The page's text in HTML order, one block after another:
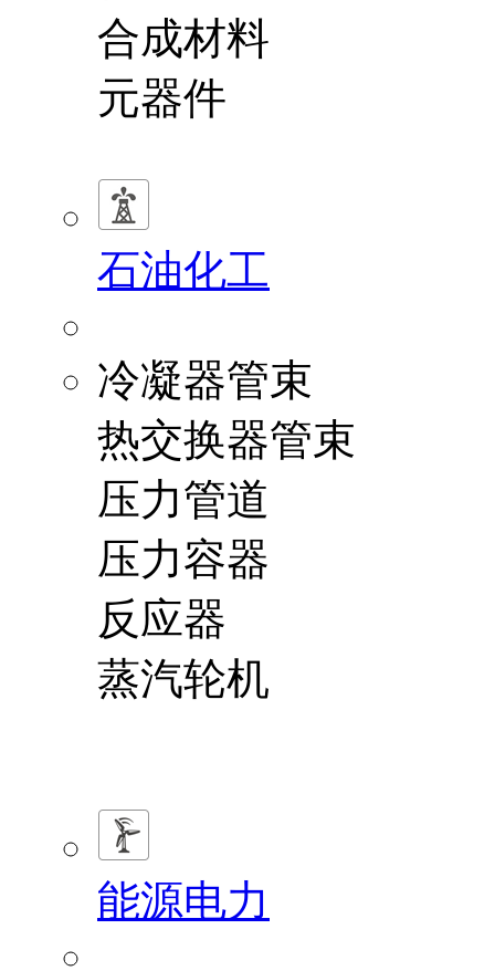
合成材料
元器件
石油化工
冷凝器管束
热交换器管束
压力管道
压力容器
反应器
蒸汽轮机
能源电力